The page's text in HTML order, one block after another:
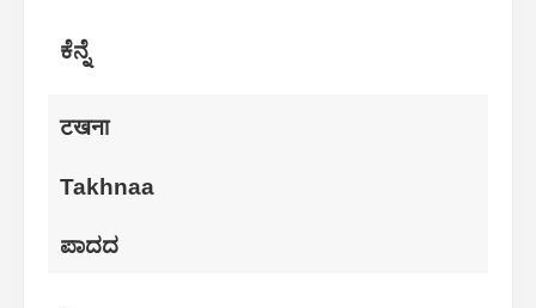
ಕೆನ್ನೆ
टखना
Takhnaa
ಪಾದದ